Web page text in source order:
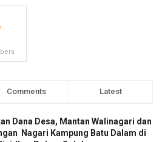
Comments Latest
Dana Desa, Mantan Walinagari dan
Nagari Kampung Batu Dalam di